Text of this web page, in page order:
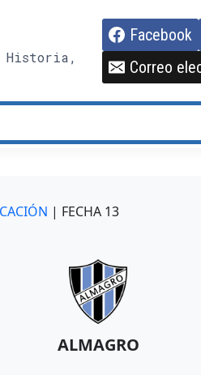
Historia,
Facebook
Correo
| FECHA 13
ALMAGRO